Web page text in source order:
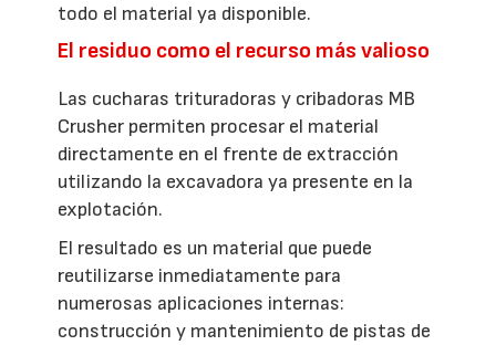
todo el material ya disponible.
El residuo como el recurso más valioso
Las cucharas trituradoras y cribadoras MB
Crusher permiten procesar el material
directamente en el frente de extracción
utilizando la excavadora ya presente en la
explotación.
El resultado es un material que puede
reutilizarse inmediatamente para
numerosas aplicaciones internas:
construcción y mantenimiento de pistas de